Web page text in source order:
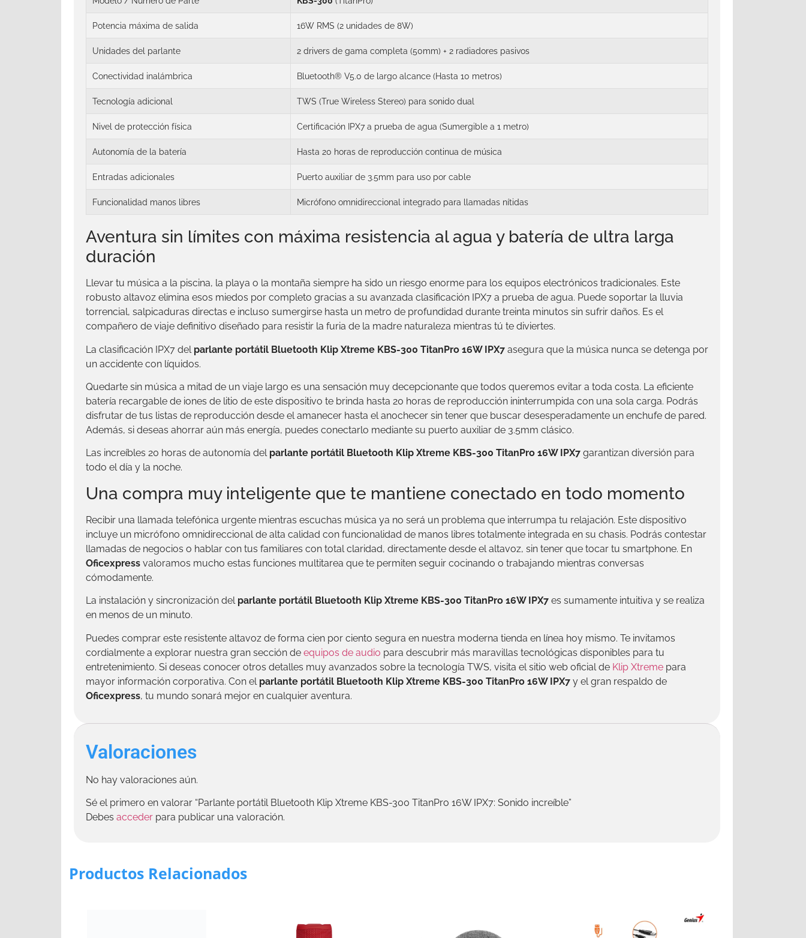
Potencia máxima de salida 16W RMS (2 unidades de 8W)
Unidades del parlante 2 drivers de gama completa (50mm) + 2 radiadores pasivos
Conectividad inalámbrica Bluetooth® V5.0 de largo alcance (Hasta 10 metros)
Tecnología adicional TWS (True Wireless Stereo) para sonido dual
Nivel de protección física Certificación IPX7 a prueba de agua (Sumergible a 1 metro)
Autonomía de la batería Hasta 20 horas de reproducción continua de música
Entradas adicionales Puerto auxiliar de 3.5mm para uso por cable
Funcionalidad manos libres Micrófono omnidireccional integrado para llamadas nítidas
Aventura sin límites con máxima resistencia al agua y batería de ultra larga
duración
Llevar tu música a la piscina, la playa o la montaña siempre ha sido un riesgo enorme para los equipos electrónicos tradicionales. Este
robusto altavoz elimina esos miedos por completo gracias a su avanzada clasificación IPX7 a prueba de agua. Puede soportar la lluvia
torrencial, salpicaduras directas e incluso sumergirse hasta un metro de profundidad durante treinta minutos sin sufrir daños. Es el
compañero de viaje definitivo diseñado para resistir la furia de la madre naturaleza mientras tú te diviertes.
La clasificación IPX7 del parlante portátil Bluetooth Klip Xtreme KBS-300 TitanPro 16W IPX7 asegura que la música nunca se detenga por
un accidente con líquidos.
Quedarte sin música a mitad de un viaje largo es una sensación muy decepcionante que todos queremos evitar a toda costa. La eficiente
batería recargable de iones de litio de este dispositivo te brinda hasta 20 horas de reproducción ininterrumpida con una sola carga. Podrás
disfrutar de tus listas de reproducción desde el amanecer hasta el anochecer sin tener que buscar desesperadamente un enchufe de pared.
Además, si deseas ahorrar aún más energía, puedes conectarlo mediante su puerto auxiliar de 3.5mm clásico.
Las increíbles 20 horas de autonomía del parlante portátil Bluetooth Klip Xtreme KBS-300 TitanPro 16W IPX7 garantizan diversión para
todo el día y la noche.
Una compra muy inteligente que te mantiene conectado en todo momento
Recibir una llamada telefónica urgente mientras escuchas música ya no será un problema que interrumpa tu relajación. Este dispositivo
incluye un micrófono omnidireccional de alta calidad con funcionalidad de manos libres totalmente integrada en su chasis. Podrás contestar
llamadas de negocios o hablar con tus familiares con total claridad, directamente desde el altavoz, sin tener que tocar tu smartphone. En
Oficexpress valoramos mucho estas funciones multitarea que te permiten seguir cocinando o trabajando mientras conversas
cómodamente.
La instalación y sincronización del parlante portátil Bluetooth Klip Xtreme KBS-300 TitanPro 16W IPX7 es sumamente intuitiva y se realiza
en menos de un minuto.
Puedes comprar este resistente altavoz de forma cien por ciento segura en nuestra moderna tienda en línea hoy mismo. Te invitamos
cordialmente a explorar nuestra gran sección de equipos de audio para descubrir más maravillas tecnológicas disponibles para tu
entretenimiento. Si deseas conocer otros detalles muy avanzados sobre la tecnología TWS, visita el sitio web oficial de Klip Xtreme para
mayor información corporativa. Con el parlante portátil Bluetooth Klip Xtreme KBS-300 TitanPro 16W IPX7 y el gran respaldo de
Oficexpress, tu mundo sonará mejor en cualquier aventura.
Valoraciones
No hay valoraciones aún.
Sé el primero en valorar “Parlante portátil Bluetooth Klip Xtreme KBS-300 TitanPro 16W IPX7: Sonido increíble”
Debes acceder para publicar una valoración.
Productos Relacionados